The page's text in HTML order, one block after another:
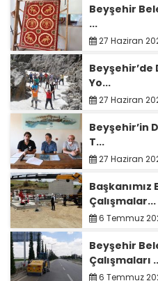
Beyşehir
...
27 Haziran
Yo...
27 Haziran
Beyşehir’in
T...
27 Haziran
Başkanımız
Çalışmalar...
6 Temmuz
Beyşehir
Çalışmaları
6 Temmuz